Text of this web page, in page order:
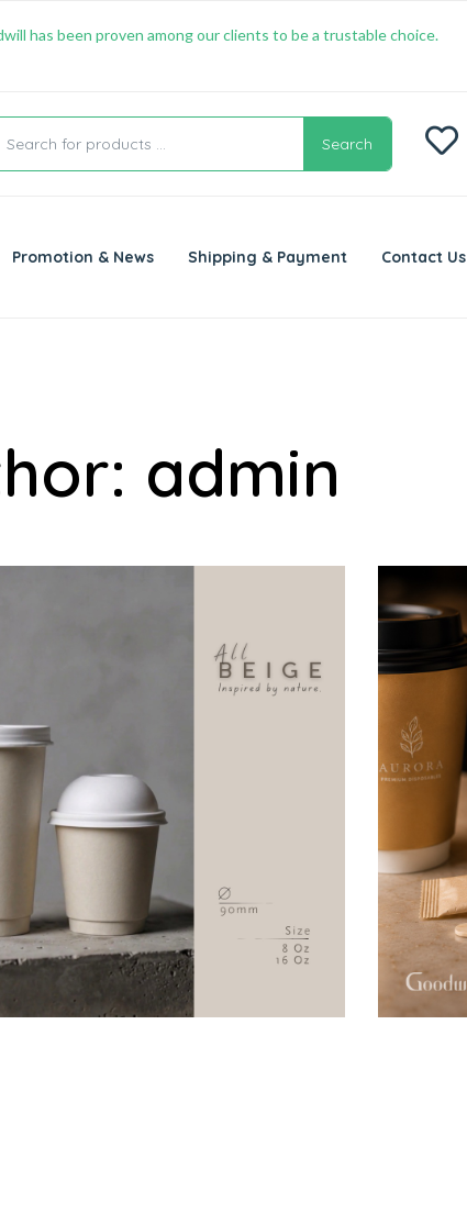
has been proven among our clients to be a trustable choice.
Search
Promotion & News Shipping & Payment Contact Us
admin